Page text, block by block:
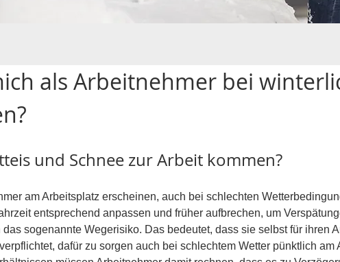
als Arbeitnehmer bei
und Schnee zur Arbeit kommen?
am Arbeitsplatz erscheinen, auch bei schlechten
entsprechend anpassen und früher aufbrechen, um
sogenannte Wegerisiko. Das bedeutet, dass sie selbst für ihren
dafür zu sorgen auch bei schlechtem Wetter pünktlich am